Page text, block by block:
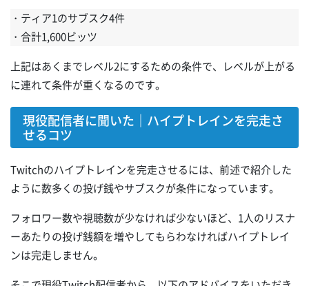
・ティア1のサブスク4件
・合計1,600ビッツ
上記はあくまでレベル2にするための条件で、レベルが上がる
に連れて条件が重くなるのです。
現役配信者に聞いた｜ハイプトレインを完走さ
せるコツ
Twitchのハイプトレインを完走させるには、前述で紹介した
ように数多くの投げ銭やサブスクが条件になっています。
フォロワー数や視聴数が少なければ少ないほど、1人のリスナ
ーあたりの投げ銭額を増やしてもらわなければハイプトレイ
ンは完走しません。